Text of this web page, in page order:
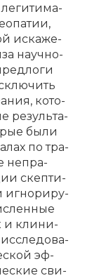
ис­ка­же­
на­уч­но­
ко­то­
ре­зуль­та­
бы­ли
по тра­
не­пра­
скеп­ти­
иг­но­ри­ру­
и кли­ни­
эф­
сви­